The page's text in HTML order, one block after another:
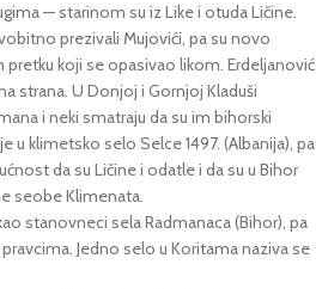
— starinom su iz Like i otuda Ličine.
prezivali Mujovići, pa su novo
koji se opasivao likom. Erdeljanović
strana. U Donjoj i Gornjoj Kladuši
i neki smatraju da su im bihorski
u klimetsko selo Selce 1497. (Albanija), pa
da su Ličine i odatle i da su u Bihor
seobe Klimenata.
stanovneci sela Radmanaca (Bihor), pa
Jedno selo u Koritama naziva se